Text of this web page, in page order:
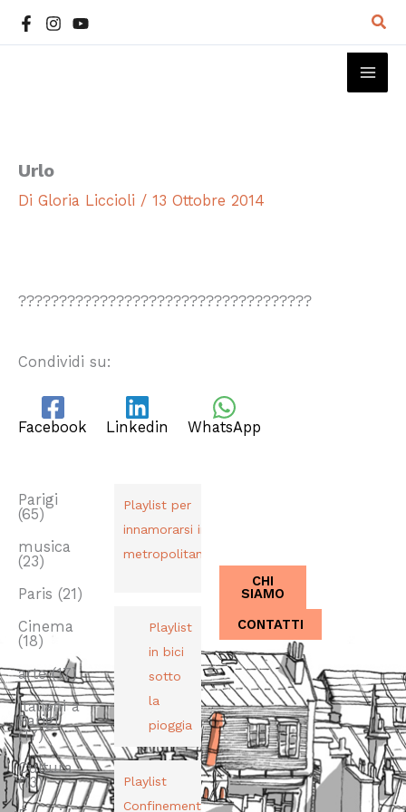
Urlo
Di Gloria Liccioli / 13 Ottobre 2014
????????????????????????????????????
Condividi su:
Facebook Linkedin WhatsApp
CHI
SIAMO
CONTATTI
Playlist per
innamorarsi in
metropolitana
Playlist
in bici
sotto
la
pioggia
Playlist
Confinement
Parigi
(65)
musica
(23)
Paris(21)
Cinema
(18)
arte(17)
Italiani a
Parigi
(17)
Cultura
(13)